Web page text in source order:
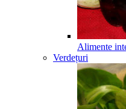
Alimente
Verdețuri